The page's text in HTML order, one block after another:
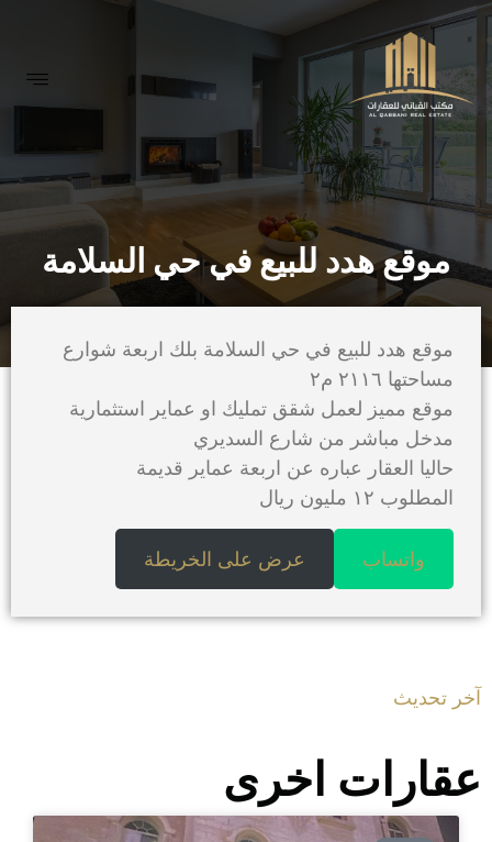
موقع هدد للبيع في حي السلامة
موقع هدد للبيع في حي السلامة بلك اربعة شوارع
مساحتها ٢١١٦ م٢
موقع مميز لعمل شقق تمليك او عماير استثمارية
مدخل مباشر من شارع السديري
حاليا العقار عباره عن اربعة عماير قديمة
المطلوب ١٢ مليون ريال
واتساب عرض على الخريطة
آخر تحديث
عقارات اخرى